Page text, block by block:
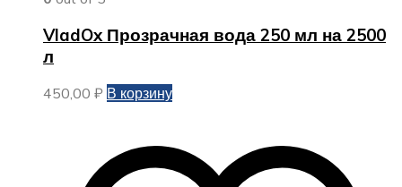
VladOx Прозрачная вода 250 мл на 2500
л
450,00 ₽ В корзину